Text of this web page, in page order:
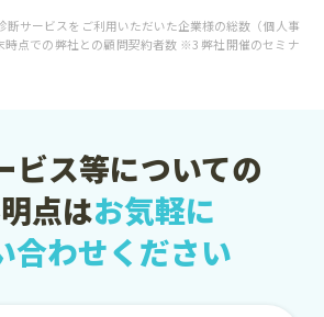
断サービスをご利用いただいた企業様の総数（個人事
点での弊社との顧問契約者数 ※3 弊社開催のセミナ
ビス等についての
点はお気軽に
合わせください